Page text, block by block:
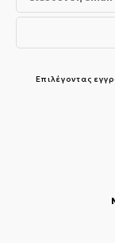
Επιλέγοντας